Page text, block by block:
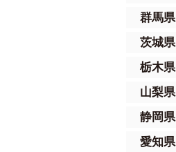
群馬県
茨城県
栃木県
山梨県
静岡県
愛知県